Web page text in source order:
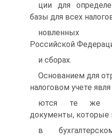
ции для
базы для всех
новленных
Российской
и сборах.
Основанием для
налоговом учете явля
ются те же
документы, которые
в